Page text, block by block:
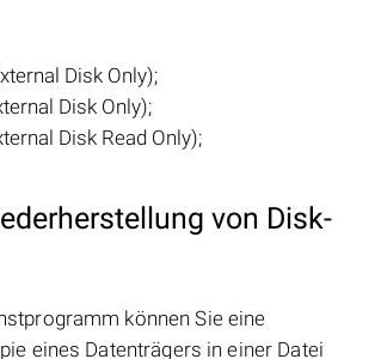
Disk Only);
Disk Only);
Disk Read Only);
von Disk-
können Sie eine
eines Datenträgers in einer Datei